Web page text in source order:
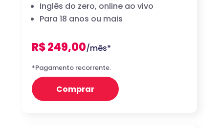
Inglês do zero, online ao vivo
Para 18 anos ou mais
R$ 249,00/mês*
*Pagamento recorrente.
Comprar